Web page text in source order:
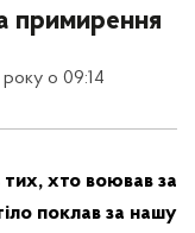
примирення
о 09:14
хто воював за
поклав за нашу